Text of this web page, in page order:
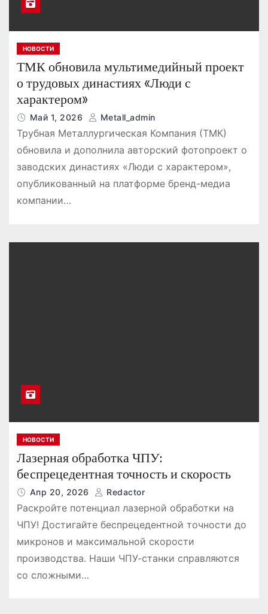
НОВОСТИ
ТМК обновила мультимедийный проект
о трудовых династиях «Люди с
характером»
Май 1, 2026 Metall_admin
Трубная Металлургическая Компания (ТМК)
обновила и дополнила авторский фотопроект о
заводских династиях «Люди с характером»,
опубликованный на платформе бренд-медиа
компании…
НОВОСТИ
Лазерная обработка ЧПУ:
беспрецедентная точность и скорость
Апр 20, 2026 Redactor
Раскройте потенциал лазерной обработки на
ЧПУ! Достигайте беспрецедентной точности до
микронов и максимальной скорости
производства. Наши ЧПУ-станки справляются
со сложными…